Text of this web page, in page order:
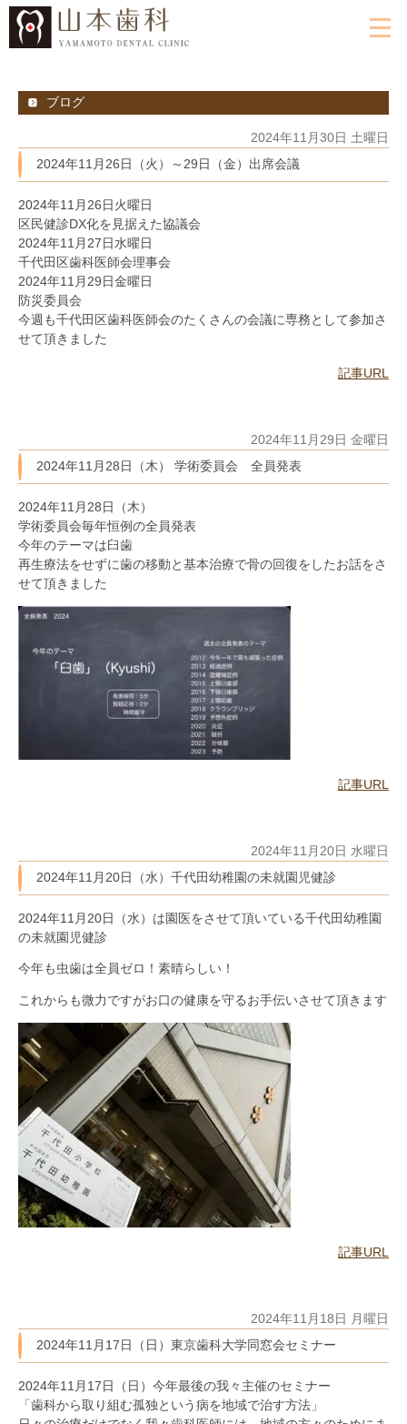
ブログ
2024年11月30日 土曜日
2024年11月26日（火）～29日（金）出席会議
2024年11月26日火曜日
区民健診DX化を見据えた協議会
2024年11月27日水曜日
千代田区歯科医師会理事会
2024年11月29日金曜日
防災委員会
今週も千代田区歯科医師会のたくさんの会議に専務として参加さ
せて頂きました
記事URL
2024年11月29日 金曜日
2024年11月28日（木） 学術委員会 全員発表
2024年11月28日（木）
学術委員会毎年恒例の全員発表
今年のテーマは臼歯
再生療法をせずに歯の移動と基本治療で骨の回復をしたお話をさ
せて頂きました
記事URL
2024年11月20日 水曜日
2024年11月20日（水）千代田幼稚園の未就園児健診
2024年11月20日（水）は園医をさせて頂いている千代田幼稚園
の未就園児健診
今年も虫歯は全員ゼロ！素晴らしい！
これからも微力ですがお口の健康を守るお手伝いさせて頂きます
記事URL
2024年11月18日 月曜日
2024年11月17日（日）東京歯科大学同窓会セミナー
2024年11月17日（日）今年最後の我々主催のセミナー
「歯科から取り組む孤独という病を地域で治す方法」